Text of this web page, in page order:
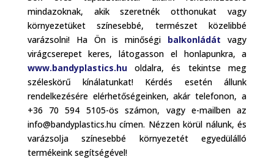
mindazoknak, akik szeretnék otthonukat vagy
környezetüket színesebbé, természet közelibbé
varázsolni! Ha Ön is minőségi balkonládát vagy
virágcserepet keres, látogasson el honlapunkra, a
www.bandyplastics.huoldalra, és tekintse meg
széleskörű kínálatunkat! Kérdés esetén állunk
rendelkezésére elérhetőségeinken, akár telefonon, a
+36 70 594 5105-ös számon, vagy e-mailben az
info@bandyplastics.hu címen. Nézzen körül nálunk, és
varázsolja színesebbé környezetét egyedülálló
termékeink segítségével!